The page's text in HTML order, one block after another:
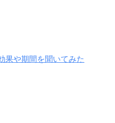
果や期間を聞いてみた